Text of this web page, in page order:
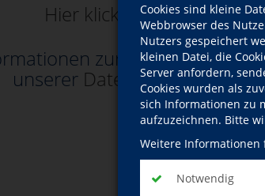
Cookies sind kleine
Webbrowser des
Nutzers gespeichert
kleinen Datei, die
Server anfordern,
Cookies wurden als
sich Informationen zu
aufzuzeichnen. Bitte
Weitere Informationen
Notwendig
Hier klicken, um Video zu
zur Nutzung von
unserer